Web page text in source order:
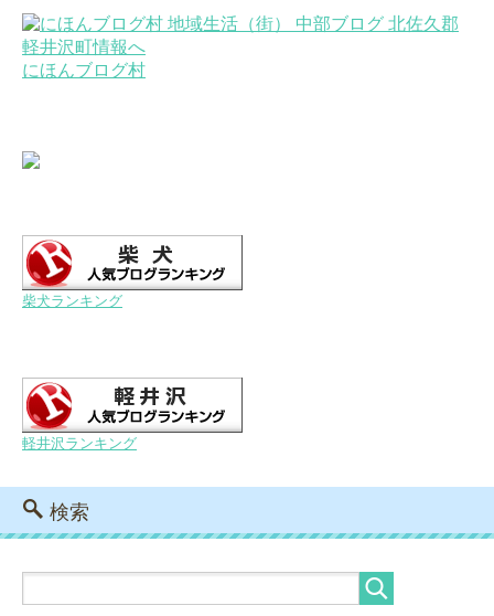
にほんブログ村
柴犬ランキング
軽井沢ランキング
検索